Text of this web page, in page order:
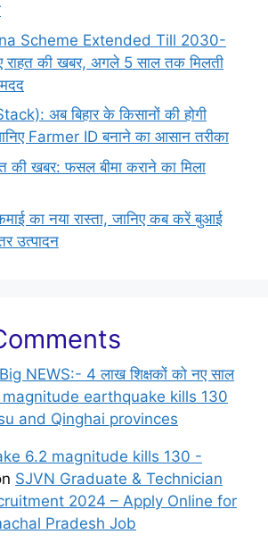
Scheme Extended Till 2030-
राहत की खबर, अगले 5 साल तक मिलती
अब बिहार के किसानों की होगी
Farmer ID बनाने का आसान तरीका
की खबर: फसल बीमा कराने का मिला
का नया रास्ता, जानिए कब करें बुआई
उत्पादन
NEWS:- 4 लाख शिक्षकों को नए साल
magnitude earthquake kills 130
and Qinghai provinces
6.2 magnitude kills 130 -
SJVN Graduate & Technician
2024 – Apply Online for
Pradesh Job